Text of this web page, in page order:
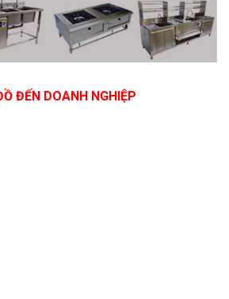
ĐẾN DOANH NGHIỆP